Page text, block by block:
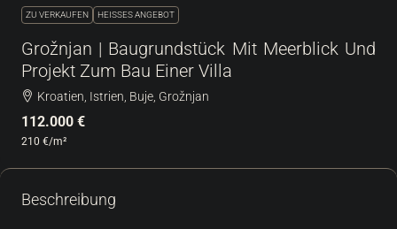
ZU VERKAUFEN HEISSES ANGEBOT
Grožnjan | Baugrundstück Mit Meerblick Und
Projekt Zum Bau Einer Villa
Kroatien, Istrien, Buje, Grožnjan
112.000 €
210 €/m²
Beschreibung